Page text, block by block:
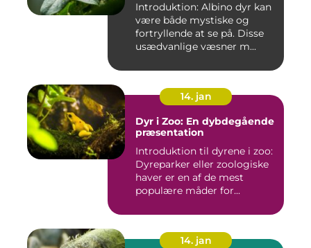
Introduktion: Albino dyr kan
være både mystiske og
fortryllende at se på. Disse
usædvanlige væsner m...
14. jan
Dyr i Zoo: En dybdegående
præsentation
Introduktion til dyrene i zoo:
Dyreparker eller zoologiske
haver er en af de mest
populære måder for...
14. jan